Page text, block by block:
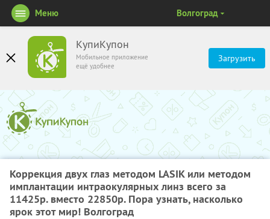
КупиКупон
Мобильное приложение
ещё удобнее
Загрузить
Меню Волгоград
Коррекция двух глаз методом LASIK или методом
имплантации интраокулярных линз всего за
11425р. вместо 22850р. Пора узнать, насколько
ярок этот мир! Волгоград